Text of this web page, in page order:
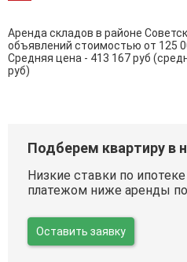
Аренда складов в районе
объявлений стоимостью от 125
Средняя цена - 413 167 руб
руб)
Подберем квартиру в
Низкие ставки по
платежом ниже аренды
Оставить заявку